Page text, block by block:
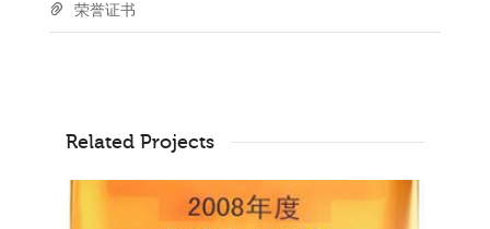
荣誉证书
Related Projects